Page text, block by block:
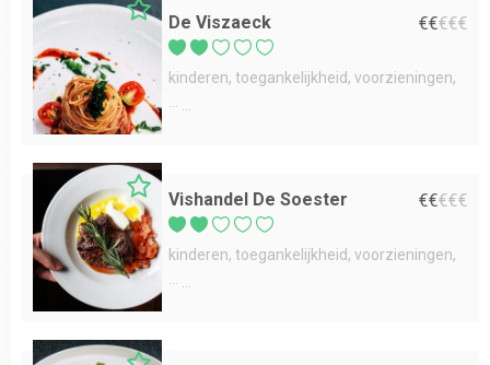
De Viszaeck €€€€€
kinderen toegankelijkheid voorzieningen
Vishandel De Soester €€€€€
kinderen toegankelijkheid voorzieningen